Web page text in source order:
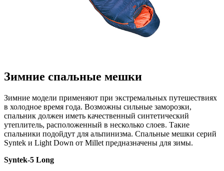
Зимние спальные мешки
Зимние модели применяют при экстремальных путешествиях
в холодное время года. Возможны сильные заморозки,
спальник должен иметь качественный синтетический
утеплитель, расположенный в несколько слоев. Такие
спальники подойдут для альпинизма. Спальные мешки серий
Syntek и Light Down от Millet предназначены для зимы.
Syntek-5 Long